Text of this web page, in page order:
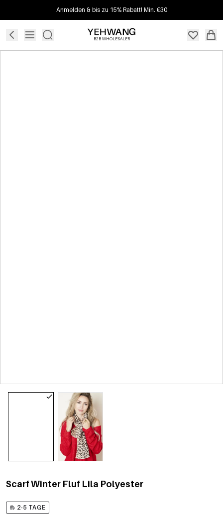
Anmelden & bis zu 15% Rabatt! Min. €30
B2B WHOLESALER
Scarf Winter Fluf Lila Polyester
2-5 TAGE